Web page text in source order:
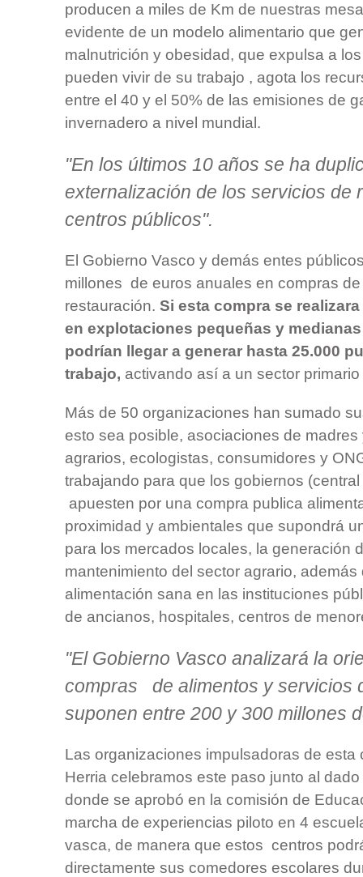
producen a miles de Km de nuestras
evidente de un modelo alimentario que
malnutrición y obesidad, que expulsa a
pueden vivir de su trabajo , agota los
entre el 40 y el 50% de las emisiones de
invernadero a nivel mundial.
"En los últimos 10 años se ha
externalización de los servicios de
centros públicos".
El Gobierno Vasco y demás entes
millones de euros anuales en compras
restauración. Si esta compra se
en explotaciones pequeñas y
podrían llegar a generar hasta 25.000
trabajo, activando así a un sector
Más de 50 organizaciones han sumado
esto sea posible, asociaciones de
agrarios, ecologistas, consumidores y
trabajando para que los gobiernos
apuesten por una compra publica
proximidad y ambientales que supondrá
para los mercados locales, la generación
mantenimiento del sector agrario,
alimentación sana en las instituciones
de ancianos, hospitales, centros de
"El Gobierno Vasco analizará la
compras de alimentos y servicios
suponen entre 200 y 300 millones
Las organizaciones impulsadoras de esta
Herria celebramos este paso junto al
donde se aprobó en la comisión de
marcha de experiencias piloto en 4
vasca, de manera que estos centros
directamente sus comedores escolares